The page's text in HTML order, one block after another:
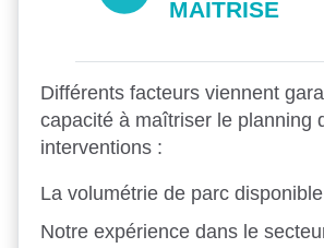
MAÎTRISÉ
Différents facteurs viennent
capacité à maîtriser le planning
interventions :
La volumétrie de parc disponible
Notre expérience dans le